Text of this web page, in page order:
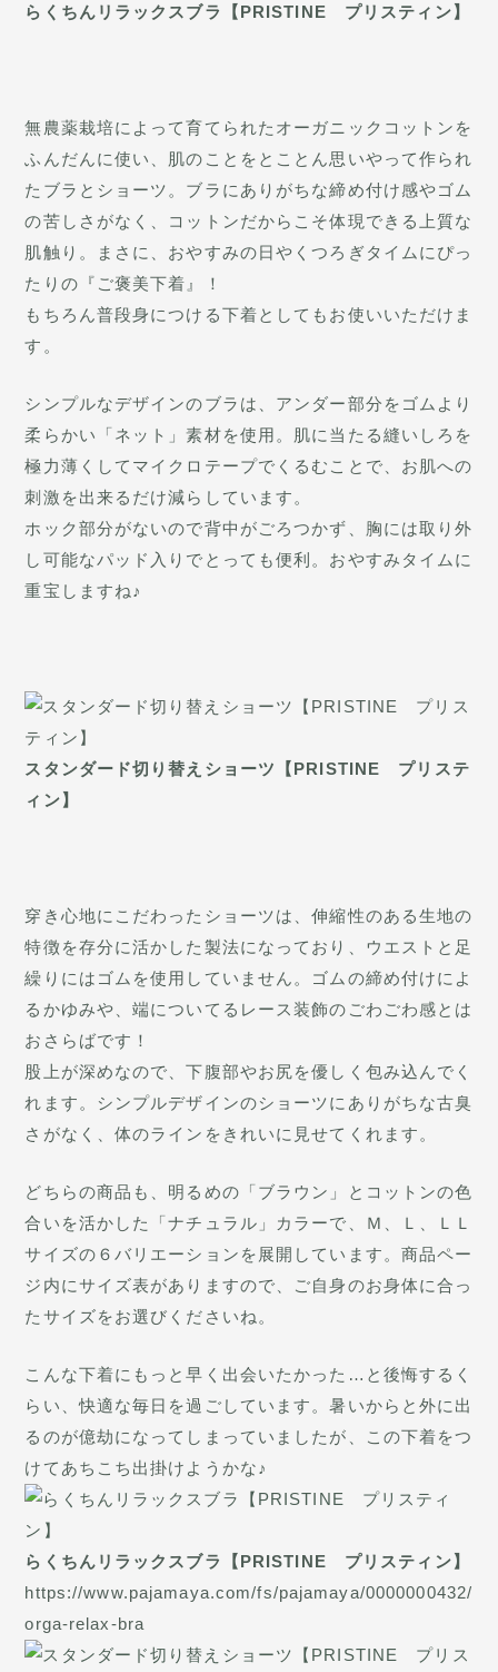
らくちんリラックスブラ【PRISTINE プリスティン】
無農薬栽培によって育てられたオーガニックコットンを
ふんだんに使い、肌のことをとことん思いやって作られ
たブラとショーツ。ブラにありがちな締め付け感やゴム
の苦しさがなく、コットンだからこそ体現できる上質な
肌触り。まさに、おやすみの日やくつろぎタイムにぴっ
たりの『ご褒美下着』！
もちろん普段身につける下着としてもお使いいただけま
す。
シンプルなデザインのブラは、アンダー部分をゴムより
柔らかい「ネット」素材を使用。肌に当たる縫いしろを
極力薄くしてマイクロテープでくるむことで、お肌への
刺激を出来るだけ減らしています。
ホック部分がないので背中がごろつかず、胸には取り外
し可能なパッド入りでとっても便利。おやすみタイムに
重宝しますね♪
スタンダード切り替えショーツ【PRISTINE プリステ
ィン】
穿き心地にこだわったショーツは、伸縮性のある生地の
特徴を存分に活かした製法になっており、ウエストと足
繰りにはゴムを使用していません。ゴムの締め付けによ
るかゆみや、端についてるレース装飾のごわごわ感とは
おさらばです！
股上が深めなので、下腹部やお尻を優しく包み込んでく
れます。シンプルデザインのショーツにありがちな古臭
さがなく、体のラインをきれいに見せてくれます。
どちらの商品も、明るめの「ブラウン」とコットンの色
合いを活かした「ナチュラル」カラーで、Ｍ、Ｌ、ＬＬ
サイズの６バリエーションを展開しています。商品ペー
ジ内にサイズ表がありますので、ご自身のお身体に合っ
たサイズをお選びくださいね。
こんな下着にもっと早く出会いたかった…と後悔するく
らい、快適な毎日を過ごしています。暑いからと外に出
るのが億劫になってしまっていましたが、この下着をつ
けてあちこち出掛けようかな♪
らくちんリラックスブラ【PRISTINE プリスティン】
https://www.pajamaya.com/fs/pajamaya/0000000432/
orga-relax-bra